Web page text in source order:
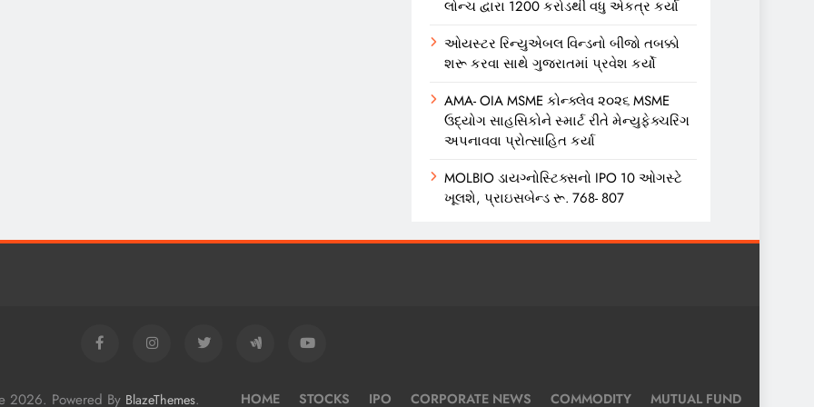
લોન્ચ દ્વારા 1200 કરોડથી વધુ એકત્ર કર્યા
ઓયસ્ટર રિન્યુએબલ વિન્ડનો બીજો તબક્કો
શરૂ કરવા સાથે ગુજરાતમાં પ્રવેશ કર્યો
AMA- OIA MSME કોન્ક્લેવ ૨૦૨૬ MSME
ઉદ્યોગ સાહસિકોને સ્માર્ટ રીતે મેન્યુફેક્ચરિંગ
અપનાવવા પ્રોત્સાહિત કર્યા
MOLBIO ડાયગ્નોસ્ટિક્સનો IPO 10 ઓગસ્ટે
ખૂલશે, પ્રાઇસબેન્ડ રૂ. 768- 807
2026. Powered By BlazeThemes. HOME STOCKS IPO CORPORATE NEWS COMMODITY MUTUAL FUND